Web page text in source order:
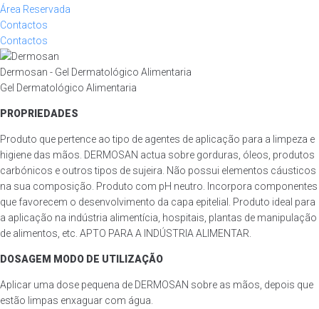
Área Reservada
Contactos
Contactos
Dermosan - Gel Dermatológico Alimentaria
Gel Dermatológico Alimentaria
PROPRIEDADES
Produto que pertence ao tipo de agentes de aplicação para a limpeza e
higiene das mãos. DERMOSAN actua sobre gorduras, óleos, produtos
carbónicos e outros tipos de sujeira. Não possui elementos cáusticos
na sua composição. Produto com pH neutro. Incorpora componentes
que favorecem o desenvolvimento da capa epitelial. Produto ideal para
a aplicação na indústria alimentícia, hospitais, plantas de manipulação
de alimentos, etc. APTO PARA A INDÚSTRIA ALIMENTAR.
DOSAGEM MODO DE UTILIZAÇÃO
Aplicar uma dose pequena de DERMOSAN sobre as mãos, depois que
estão limpas enxaguar com água.